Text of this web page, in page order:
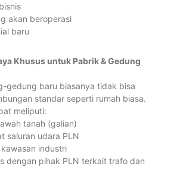
akan beroperasi
baru
Khusus untuk Pabrik & Gedung
gedung baru biasanya tidak bisa
standar seperti rumah biasa.
meliputi:
tanah (galian)
saluran udara PLN
industri
dengan pihak PLN terkait trafo dan